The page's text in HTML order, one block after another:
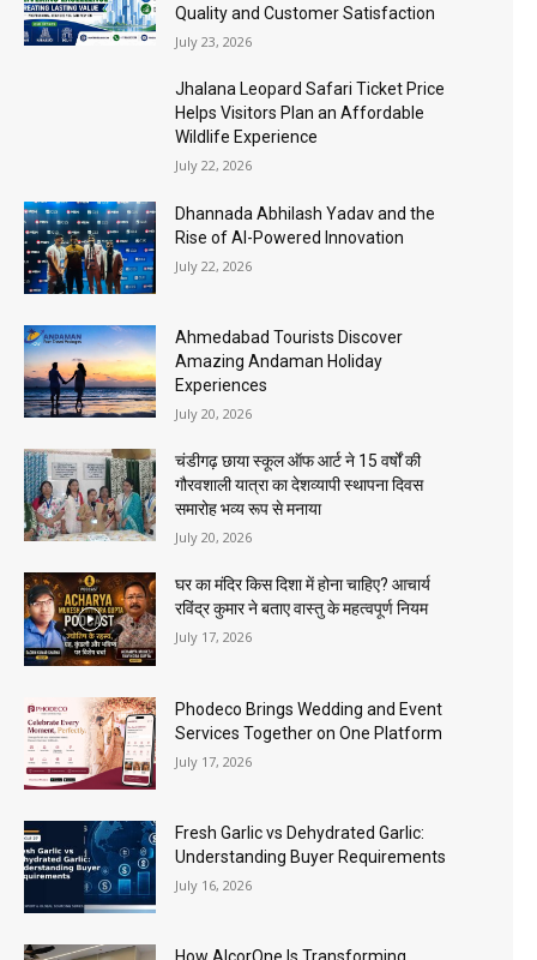
Quality and Customer Satisfaction
July 23, 2026
Jhalana Leopard Safari Ticket Price
Helps Visitors Plan an Affordable
Wildlife Experience
July 22, 2026
Dhannada Abhilash Yadav and the
Rise of AI-Powered Innovation
July 22, 2026
Ahmedabad Tourists Discover
Amazing Andaman Holiday
Experiences
July 20, 2026
चंडीगढ़ छाया स्कूल ऑफ आर्ट ने 15 वर्षों की
गौरवशाली यात्रा का देशव्यापी स्थापना दिवस
समारोह भव्य रूप से मनाया
July 20, 2026
घर का मंदिर किस दिशा में होना चाहिए? आचार्य
रविंद्र कुमार ने बताए वास्तु के महत्वपूर्ण नियम
July 17, 2026
Phodeco Brings Wedding and Event
Services Together on One Platform
July 17, 2026
Fresh Garlic vs Dehydrated Garlic:
Understanding Buyer Requirements
July 16, 2026